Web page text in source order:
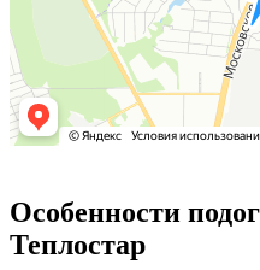
Особенности
Теплостар